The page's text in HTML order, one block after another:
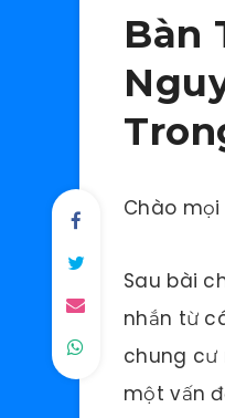
Bàn
Chào mọi
Sau bài
nhắn từ
chung cư
một vấn